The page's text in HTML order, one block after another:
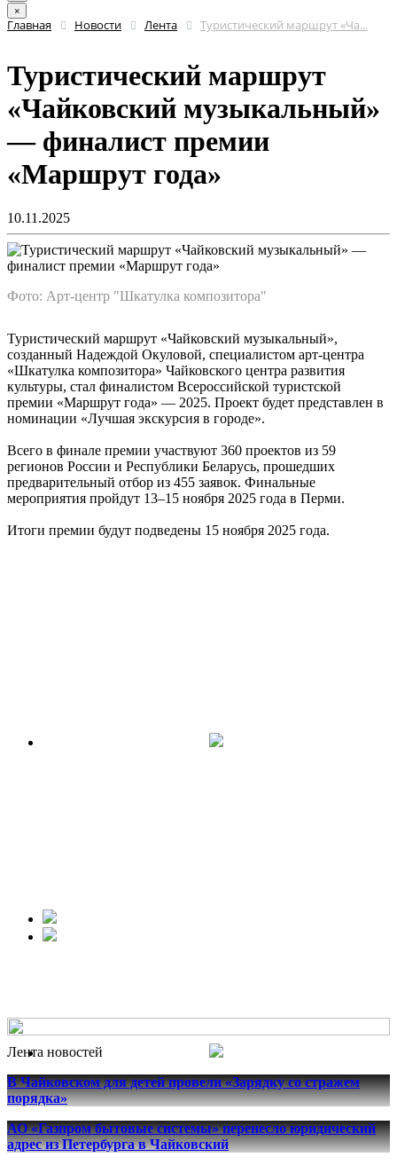
×
Главная Новости Лента Туристический маршрут «Ча...
Туристический маршрут
«Чайковский музыкальный»
— финалист премии
«Маршрут года»
10.11.2025
Фото: Арт-центр "Шкатулка композитора"
Туристический маршрут «Чайковский музыкальный»,
созданный Надеждой Окуловой, специалистом арт-центра
«Шкатулка композитора» Чайковского центра развития
культуры, стал финалистом Всероссийской туристской
премии «Маршрут года» — 2025. Проект будет представлен в
номинации «Лучшая экскурсия в городе».
Всего в финале премии участвуют 360 проектов из 59
регионов России и Республики Беларусь, прошедших
предварительный отбор из 455 заявок. Финальные
мероприятия пройдут 13–15 ноября 2025 года в Перми.
Итоги премии будут подведены 15 ноября 2025 года.
Лента новостей
В Чайковском для детей провели «Зарядку со стражем
порядка»
АО «Газпром бытовые системы» перенесло юридический
адрес из Петербурга в Чайковский